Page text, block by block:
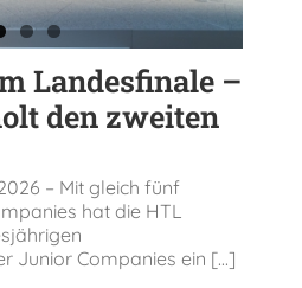
Landesfinale –
den zweiten
– Mit gleich fünf
hat die HTL
Junior Companies ein [...]